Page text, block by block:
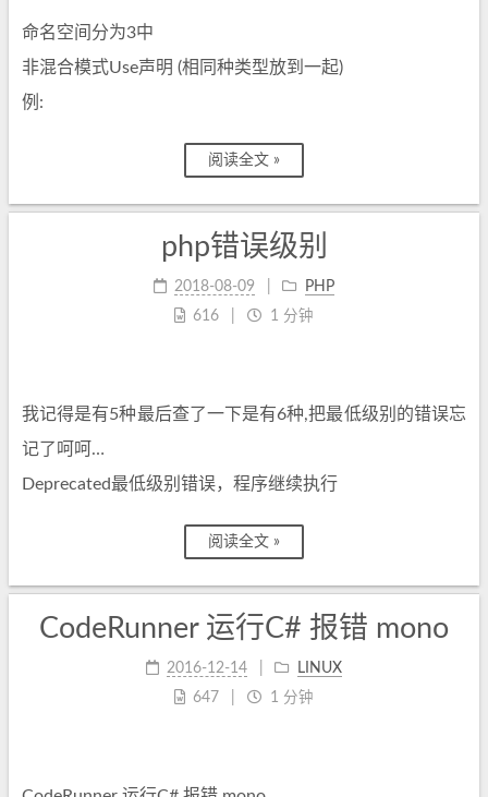
命名空间分为3中
非混合模式Use声明 (相同种类型放到一起)
例:
阅读全文 »
php错误级别
2018-08-09
PHP
616
1 分钟
我记得是有5种最后查了一下是有6种,把最低级别的错误忘
记了呵呵…
Deprecated最低级别错误，程序继续执行
阅读全文 »
CodeRunner 运行C# 报错 mono
2016-12-14
LINUX
647
1 分钟